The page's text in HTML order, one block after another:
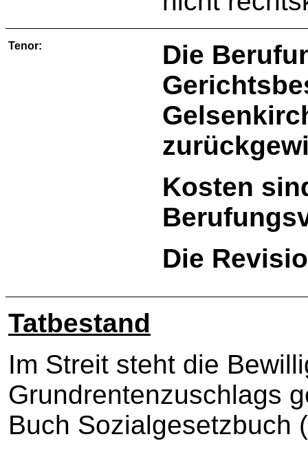
Tenor:
Die
Kosten
Die
Tatbestand
Im Streit steht die
Grundrentenzuschlags
Buch Sozialgesetzbuch